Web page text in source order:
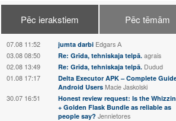
Pēc ierakstiem Pēc tēmām
07.08 11:52 jumta darbi Edgars А
03.08 08:50 Re: Grīda, tehniskaja telpā. agrais
02.08 13:49 Re: Grīda, tehniskaja telpā. Dudud
01.08 17:17
Delta Executor APK – Complete
Android Users Macie Jaskolski
30.07 16:51
Honest review request: Is the
+ Golden Flask Bundle as reliable as
people say? Jennietores